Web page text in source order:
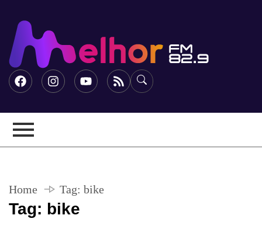
Home Tag: bike
Tag: bike